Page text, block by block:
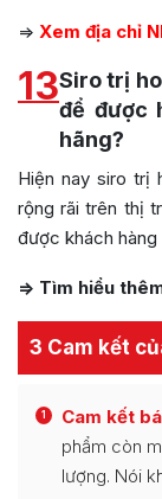
=> Xem địa chỉ
13Siro trị ho
để được
hãng?
Hiện nay siro trị
rộng rãi trên thị
được khách
=> Tìm hiểu
3 Cam kết
1 Cam kết
phẩm còn
lượng. Nói